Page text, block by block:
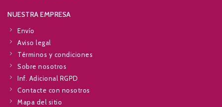
NUESTRA EMPRESA
Envío
Aviso legal
Términos y condiciones
Sobre nosotros
Inf. Adicional RGPD
Contacte con nosotros
Mapa del sitio